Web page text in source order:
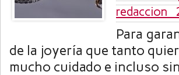
Para
de la joyería que tanto
mucho cuidado e incluso